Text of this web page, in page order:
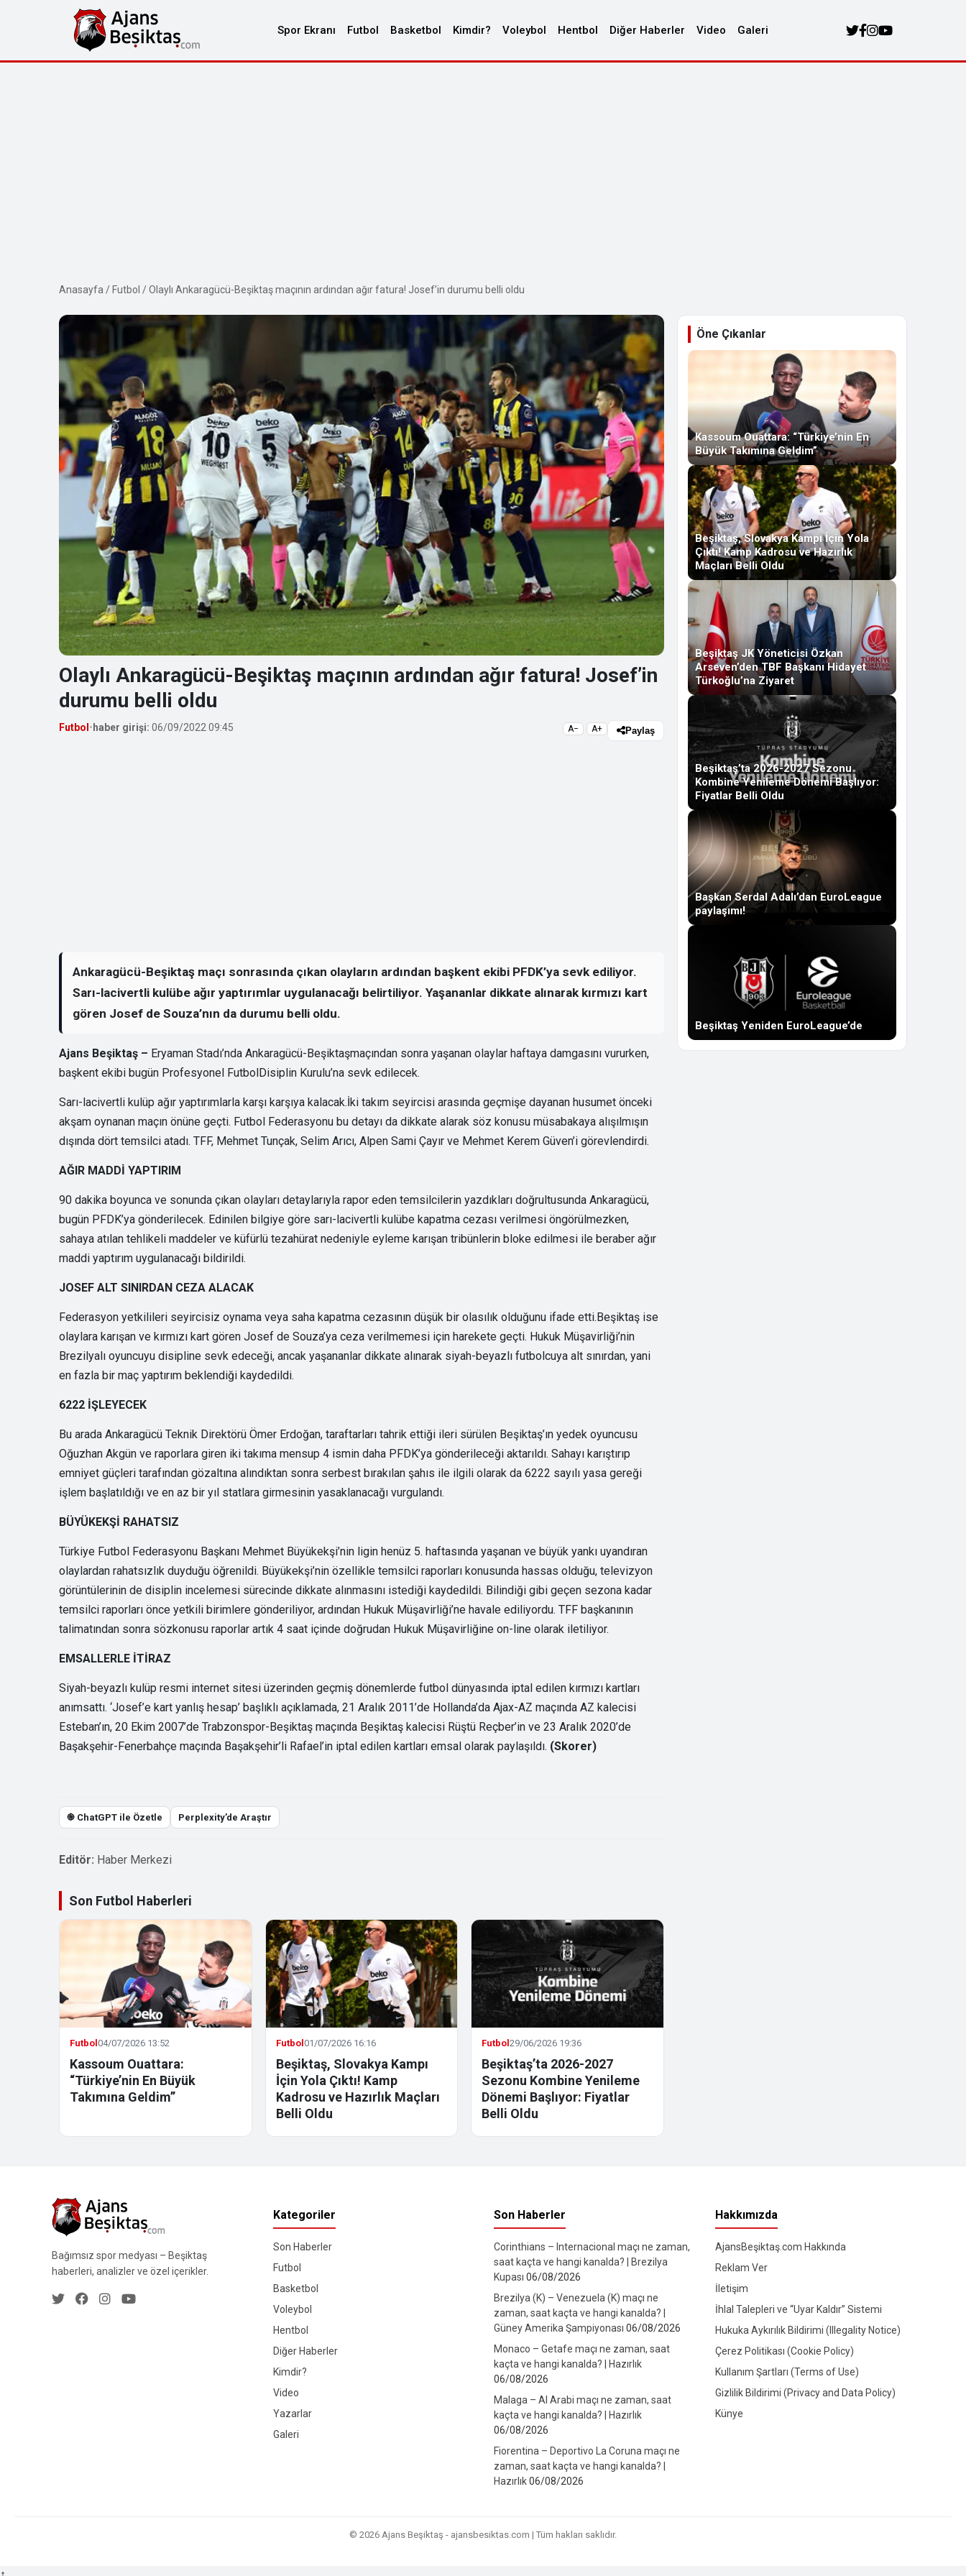
Spor Ekranı Futbol Basketbol Kimdir? Voleybol Hentbol Diğer Haberler Video Galeri
Anasayfa / Futbol /Olaylı Ankaragücü-Beşiktaş maçının ardından ağır fatura! Josef’in durumu belli oldu
Olaylı Ankaragücü-Beşiktaş maçının ardından ağır fatura! Josef’in
durumu belli oldu
Futbol • haber girişi: 06/09/2022 09:45 A− A+ Paylaş
Ankaragücü-Beşiktaş maçı sonrasında çıkan olayların ardından başkent ekibi PFDK’ya sevk ediliyor.
Sarı-lacivertli kulübe ağır yaptırımlar uygulanacağı belirtiliyor. Yaşananlar dikkate alınarak kırmızı kart
gören Josef de Souza’nın da durumu belli oldu.
Ajans Beşiktaş – Eryaman Stadı’nda Ankaragücü-Beşiktaşmaçından sonra yaşanan olaylar haftaya damgasını vururken,
başkent ekibi bugün Profesyonel FutbolDisiplin Kurulu’na sevk edilecek.
Sarı-lacivertli kulüp ağır yaptırımlarla karşı karşıya kalacak.İki takım seyircisi arasında geçmişe dayanan husumet önceki
akşam oynanan maçın önüne geçti. Futbol Federasyonu bu detayı da dikkate alarak söz konusu müsabakaya alışılmışın
dışında dört temsilci atadı. TFF, Mehmet Tunçak, Selim Arıcı, Alpen Sami Çayır ve Mehmet Kerem Güven’i görevlendirdi.
AĞIR MADDİ YAPTIRIM
90 dakika boyunca ve sonunda çıkan olayları detaylarıyla rapor eden temsilcilerin yazdıkları doğrultusunda Ankaragücü,
bugün PFDK’ya gönderilecek. Edinilen bilgiye göre sarı-lacivertli kulübe kapatma cezası verilmesi öngörülmezken,
sahaya atılan tehlikeli maddeler ve küfürlü tezahürat nedeniyle eyleme karışan tribünlerin bloke edilmesi ile beraber ağır
maddi yaptırım uygulanacağı bildirildi.
JOSEF ALT SINIRDAN CEZA ALACAK
Federasyon yetkilileri seyircisiz oynama veya saha kapatma cezasının düşük bir olasılık olduğunu ifade etti.Beşiktaş ise
olaylara karışan ve kırmızı kart gören Josef de Souza’ya ceza verilmemesi için harekete geçti. Hukuk Müşavirliği’nin
Brezilyalı oyuncuyu disipline sevk edeceği, ancak yaşananlar dikkate alınarak siyah-beyazlı futbolcuya alt sınırdan, yani
en fazla bir maç yaptırım beklendiği kaydedildi.
6222 İŞLEYECEK
Bu arada Ankaragücü Teknik Direktörü Ömer Erdoğan, taraftarları tahrik ettiği ileri sürülen Beşiktaş’ın yedek oyuncusu
Oğuzhan Akgün ve raporlara giren iki takıma mensup 4 ismin daha PFDK’ya gönderileceği aktarıldı. Sahayı karıştırıp
emniyet güçleri tarafından gözaltına alındıktan sonra serbest bırakılan şahıs ile ilgili olarak da 6222 sayılı yasa gereği
işlem başlatıldığı ve en az bir yıl statlara girmesinin yasaklanacağı vurgulandı.
BÜYÜKEKŞİ RAHATSIZ
Türkiye Futbol Federasyonu Başkanı Mehmet Büyükekşi’nin ligin henüz 5. haftasında yaşanan ve büyük yankı uyandıran
olaylardan rahatsızlık duyduğu öğrenildi. Büyükekşi’nin özellikle temsilci raporları konusunda hassas olduğu, televizyon
görüntülerinin de disiplin incelemesi sürecinde dikkate alınmasını istediği kaydedildi. Bilindiği gibi geçen sezona kadar
temsilci raporları önce yetkili birimlere gönderiliyor, ardından Hukuk Müşavirliği’ne havale ediliyordu. TFF başkanının
talimatından sonra sözkonusu raporlar artık 4 saat içinde doğrudan Hukuk Müşavirliğine on-line olarak iletiliyor.
EMSALLERLE İTİRAZ
Siyah-beyazlı kulüp resmi internet sitesi üzerinden geçmiş dönemlerde futbol dünyasında iptal edilen kırmızı kartları
anımsattı. ‘Josef’e kart yanlış hesap’ başlıklı açıklamada, 21 Aralık 2011’de Hollanda’da Ajax-AZ maçında AZ kalecisi
Esteban’ın, 20 Ekim 2007’de Trabzonspor-Beşiktaş maçında Beşiktaş kalecisi Rüştü Reçber’in ve 23 Aralık 2020’de
Başakşehir-Fenerbahçe maçında Başakşehir’li Rafael’in iptal edilen kartları emsal olarak paylaşıldı. (Skorer)
֎ ChatGPT ile Özetle Perplexity’de Araştır
Editör: Haber Merkezi
Son Futbol Haberleri
Futbol 04/07/2026 13:52
Kassoum Ouattara:
“Türkiye’nin En Büyük
Takımına Geldim”
Futbol 01/07/2026 16:16
Beşiktaş, Slovakya Kampı
İçin Yola Çıktı! Kamp
Kadrosu ve Hazırlık Maçları
Belli Oldu
Futbol29/06/2026 19:36
Beşiktaş’ta 2026-2027
Sezonu Kombine Yenileme
Dönemi Başlıyor: Fiyatlar
Belli Oldu
Öne Çıkanlar
Kassoum Ouattara: “Türkiye’nin En
Büyük Takımına Geldim”
Beşiktaş, Slovakya Kampı İçin Yola
Çıktı! Kamp Kadrosu ve Hazırlık
Maçları Belli Oldu
Beşiktaş JK Yöneticisi Özkan
Arseven’den TBF Başkanı Hidayet
Türkoğlu’na Ziyaret
Beşiktaş’ta 2026-2027 Sezonu
Kombine Yenileme Dönemi Başlıyor:
Fiyatlar Belli Oldu
Başkan Serdal Adalı’dan EuroLeague
paylaşımı!
Beşiktaş Yeniden EuroLeague’de
Bağımsız spor medyası – Beşiktaş
haberleri, analizler ve özel içerikler.
Kategoriler
Son Haberler
Futbol
Basketbol
Voleybol
Hentbol
Diğer Haberler
Kimdir?
Video
Yazarlar
Galeri
Son Haberler
Corinthians – Internacional maçı ne zaman,
saat kaçta ve hangi kanalda? | Brezilya
Kupası 06/08/2026
Brezilya (K) – Venezuela (K) maçı ne
zaman, saat kaçta ve hangi kanalda? |
Güney Amerika Şampiyonası 06/08/2026
Monaco – Getafe maçı ne zaman, saat
kaçta ve hangi kanalda? | Hazırlık
06/08/2026
Malaga – Al Arabi maçı ne zaman, saat
kaçta ve hangi kanalda? | Hazırlık
06/08/2026
Fiorentina – Deportivo La Coruna maçı ne
zaman, saat kaçta ve hangi kanalda? |
Hazırlık06/08/2026
Hakkımızda
AjansBeşiktaş.com Hakkında
Reklam Ver
İletişim
İhlal Talepleri ve “Uyar Kaldır” Sistemi
Hukuka Aykırılık Bildirimi (Illegality Notice)
Çerez Politikası (Cookie Policy)
Kullanım Şartları (Terms of Use)
Gizlilik Bildirimi (Privacy and Data Policy)
Künye
© 2026 Ajans Beşiktaş - ajansbesiktas.com | Tüm hakları saklıdır.